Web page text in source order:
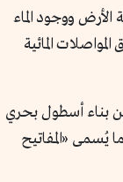
ووجود الماء
المائية
بناء أسطول بحري
يُسمى «المفاتيح